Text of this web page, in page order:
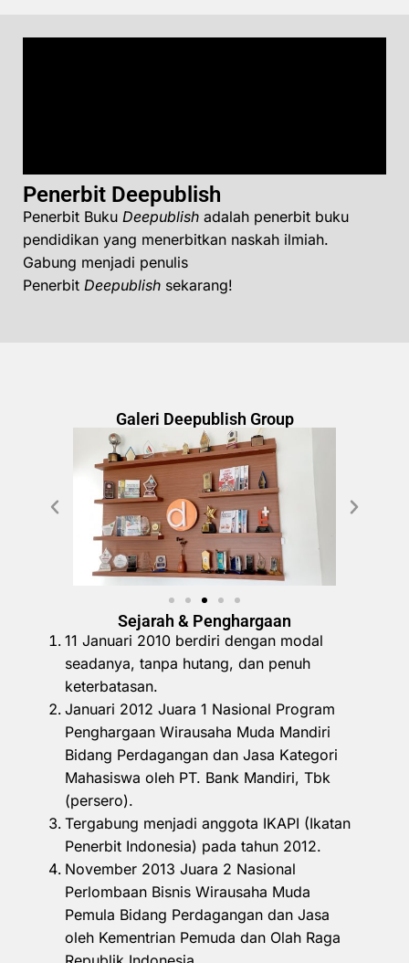
Penerbit Deepublish
Penerbit Buku Deepublish adalah penerbit buku
pendidikan yang menerbitkan naskah ilmiah.
Gabung menjadi penulis
Penerbit Deepublish sekarang!
Galeri Deepublish Group
Sejarah & Penghargaan
11 Januari 2010 berdiri dengan modal
seadanya, tanpa hutang, dan penuh
keterbatasan.
Januari 2012 Juara 1 Nasional Program
Penghargaan Wirausaha Muda Mandiri
Bidang Perdagangan dan Jasa Kategori
Mahasiswa oleh PT. Bank Mandiri, Tbk
(persero).
Tergabung menjadi anggota IKAPI (Ikatan
Penerbit Indonesia) pada tahun 2012.
November 2013 Juara 2 Nasional
Perlombaan Bisnis Wirausaha Muda
Pemula Bidang Perdagangan dan Jasa
oleh Kementrian Pemuda dan Olah Raga